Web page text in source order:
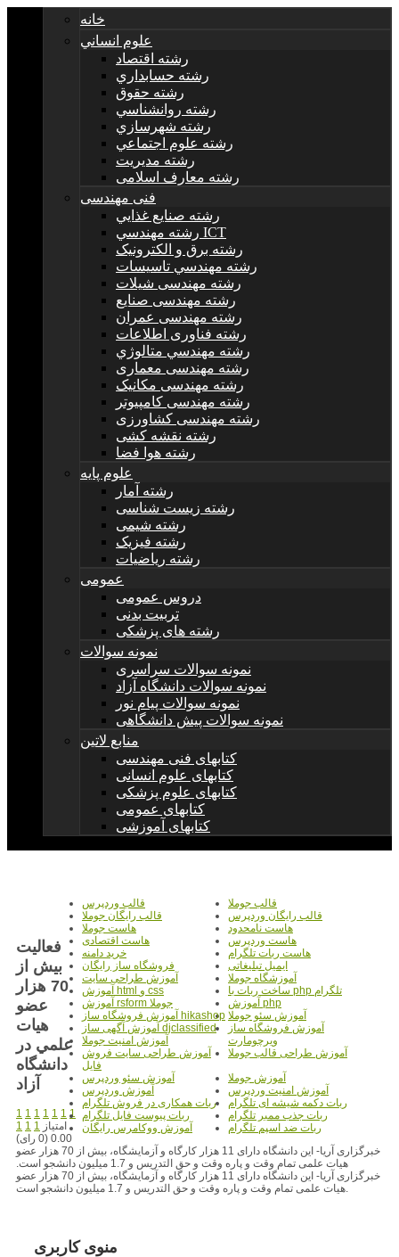
خانه
علوم انساني
رشته اقتصاد
رشته حسابداري
رشته حقوق
رشته روانشناسي
رشته شهرسازي
رشته علوم اجتماعي
رشته مديريت
رشته معارف اسلامی
فنی مهندسی
رشته صنايع غذايي
رشته مهندسي ICT
رشته برق و الکترونيک
رشته مهندسي تاسيسات
رشته مهندسی شیلات
رشته مهندسی صنایع
رشته مهندسی عمران
رشته فناوری اطلاعات
رشته مهندسي متالوژي
رشته مهندسی معماری
رشته مهندسی مکانیک
رشته مهندسی کامپیوتر
رشته مهندسی کشاورزی
رشته نقشه کشی
رشته هوا فضا
علوم پایه
رشته آمار
رشته زیست شناسی
رشته شیمی
رشته فیزیک
رشته ریاضیات
عمومی
دروس عمومی
تربیت بدنی
رشته های پزشکی
نمونه سوالات
نمونه سوالات سراسری
نمونه سوالات دانشگاه آزاد
نمونه سوالات پیام نور
نمونه سوالات پیش دانشگاهی
منابع لاتین
کتابهای فنی مهندسی
کتابهای علوم انسانی
کتابهای علوم پزشکی
کتابهای عمومی
کتابهای آموزشی
قالب جوملا
قالب وردپرس
قالب رایگان وردپرس
قالب رایگان جوملا
هاست نامحدود
هاست جوملا
هاست وردپرس
هاست اقتصادی
هاست ربات تلگرام
خرید دامنه
ایمیل تبلیغاتی
فروشگاه ساز رایگان
آموزشگاه جوملا
آموزش طراحی سایت
ساخت ربات با php تلگرام
آموزش html و css
آموزش php
آموزش rsform جوملا
آموزش سئو جوملا آموزش فروشگاه ساز hikashop
آموزش فروشگاه ساز
ویرچومارت
آموزش آگهی ساز djclassified
آموزش امنیت جوملا
آموزش طراحی قالب جوملا
آموزش طراحی سایت فروش
فایل
آموزش جوملا
آموزش سئو وردپرس
آموزش امنیت وردپرس
آموزش وردپرس
ربات دکمه شیشه ای تلگرام
ربات همکاری در فروش تلگرام
ربات جذب ممبر تلگرام
ربات پیوست فایل تلگرام
ربات ضد اسپم تلگرام
آموزش ووکامرس رایگان
فعاليت
بيش از
70 هزار
عضو
هيات
علمي در
دانشگاه
آزاد
1 1 1 1 1 1 1
1 1 1 امتیاز
0.00 (0 رای)
خبرگزاری آریا- این دانشگاه دارای 11 هزار کارگاه و آزمایشگاه، بیش از 70 هزار عضو
هیات علمی تمام وقت و پاره وقت و حق التدریس و 1.7 میلیون دانشجو است.
خبرگزاری آریا- این دانشگاه دارای 11 هزار کارگاه و آزمایشگاه، بیش از 70 هزار عضو
هیات علمی تمام وقت و پاره وقت و حق التدریس و 1.7 میلیون دانشجو است.
منوی کاربری